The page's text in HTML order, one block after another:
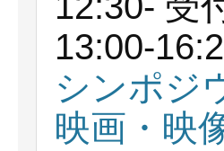
13:00-
シンポジ
映画・映